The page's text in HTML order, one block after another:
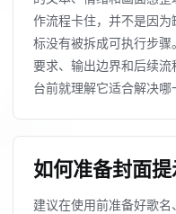
作流程卡住，并不是因
标没有被拆成可执行步
要求、输出边界和后续
台前就理解它适合解决哪
如何准备封面
建议在使用前准备好歌